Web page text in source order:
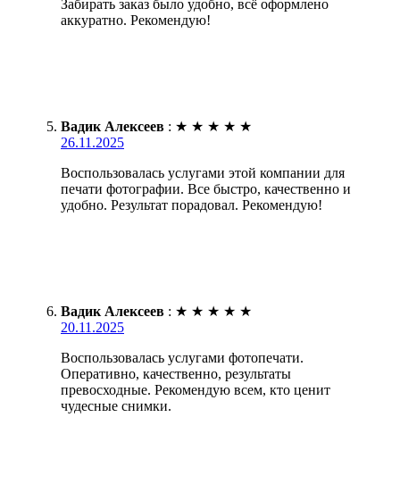
Забирать заказ было удобно, всё оформлено
аккуратно. Рекомендую!
Вадик Алексеев : ★ ★ ★ ★ ★
26.11.2025
Воспользовалась услугами этой компании для
печати фотографии. Все быстро, качественно и
удобно. Результат порадовал. Рекомендую!
Вадик Алексеев : ★ ★ ★ ★ ★
20.11.2025
Воспользовалась услугами фотопечати.
Оперативно, качественно, результаты
превосходные. Рекомендую всем, кто ценит
чудесные снимки.